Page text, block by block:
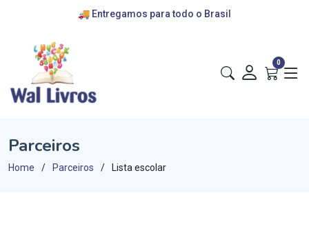
🚚 Entregamos para todo o Brasil
0
Parceiros
Home Parceiros Lista escolar